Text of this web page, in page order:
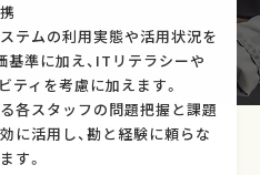
テムの利用実態や活用状況を
基準に加え、ITリテラシーや
ティを考慮に加えます。
各スタッフの問題把握と課題
に活用し、勘と経験に頼らな
す。